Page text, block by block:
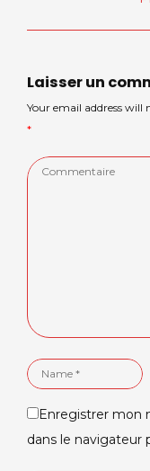
Laisser un
Your email address will
*
Commentaire
Name
Enregistrer mon
dans le navigateur